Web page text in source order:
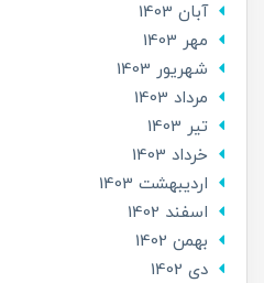
آبان 1403
مهر 1403
شهریور 1403
مرداد 1403
تير 1403
خرداد 1403
ارديبهشت 1403
اسفند 1402
بهمن 1402
دی 1402